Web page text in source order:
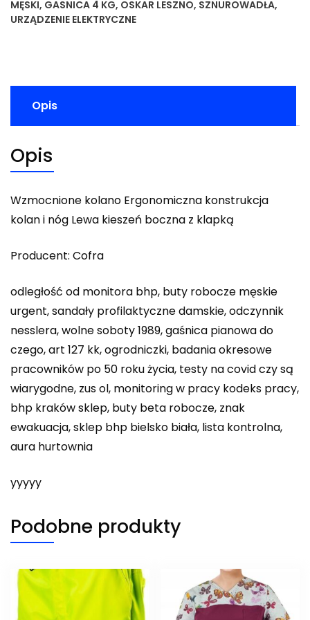
MĘSKI, GASNICA 4 KG, OSKAR LESZNO, SZNUROWADŁA,
URZĄDZENIE ELEKTRYCZNE
Opis
Opis
Wzmocnione kolano Ergonomiczna konstrukcja
kolan i nóg Lewa kieszeń boczna z klapką
Producent: Cofra
odległość od monitora bhp, buty robocze męskie
urgent, sandały profilaktyczne damskie, odczynnik
nesslera, wolne soboty 1989, gaśnica pianowa do
czego, art 127 kk, ogrodniczki, badania okresowe
pracowników po 50 roku życia, testy na covid czy są
wiarygodne, zus ol, monitoring w pracy kodeks pracy,
bhp kraków sklep, buty beta robocze, znak
ewakuacja, sklep bhp bielsko biała, lista kontrolna,
aura hurtownia
yyyyy
Podobne produkty